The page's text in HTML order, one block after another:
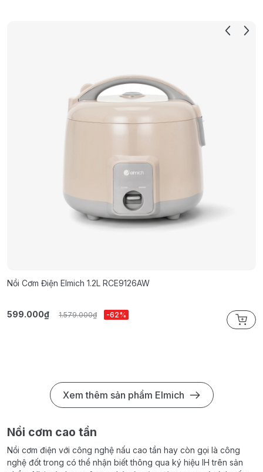
Nồi Cơm Điện Elmich 1.2L RCE9126AW
599.000₫ 1.579.000₫ -62%
Xem thêm sản phẩm Elmich
Nồi cơm cao tần
Nồi cơm điện với công nghệ nấu cao tần hay còn gọi là công
nghệ đốt trong có thể nhận biết thông qua ký hiệu IH trên sản